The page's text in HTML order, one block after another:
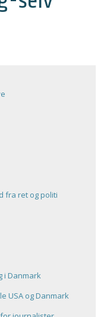
fra ret og politi
i Danmark
USA og Danmark